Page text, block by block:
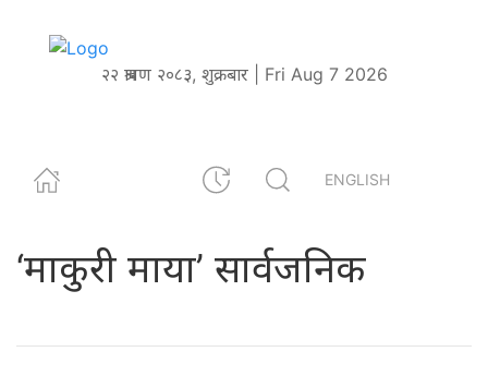
२२ श्रावण २०८३, शुक्रबार | Fri Aug 7 2026
ENGLISH
‘माकुरी माया’ सार्वजनिक